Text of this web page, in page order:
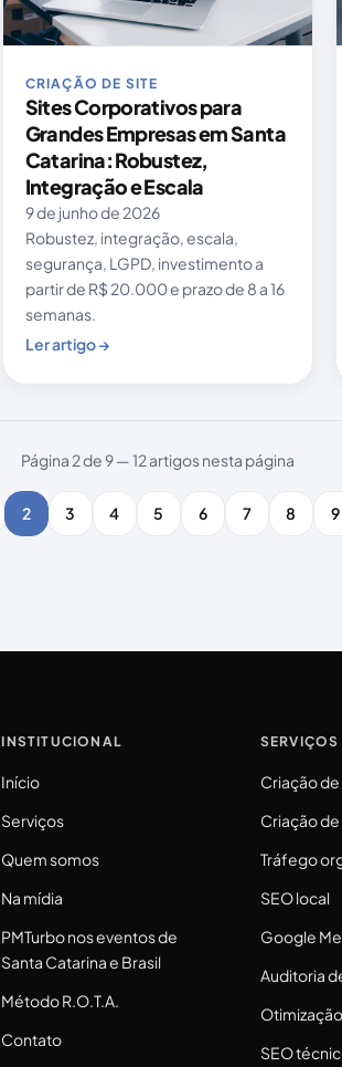
CRIAÇÃO DE SITE
Sites Corporativos para
Grandes Empresas em Santa
Catarina: Robustez,
Integração e Escala
9 de junho de 2026
Robustez, integração, escala,
segurança, LGPD, investimento a
partir de R$ 20.000 e prazo de 8 a 16
semanas.
Ler artigo →
Página 2 de 9 — 12 artigos nesta página
2 3 4 5 6 7 8 9
INSTITUCIONAL
Início
Serviços
Quem somos
Na mídia
PMTurbo nos eventos de
Santa Catarina e Brasil
Método R.O.T.A.
Contato
SERVIÇOS
Criação
Criação
Tráfego
SEO local
Google
Auditoria
SEO